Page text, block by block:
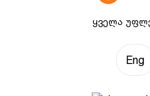
ყველა
Eng